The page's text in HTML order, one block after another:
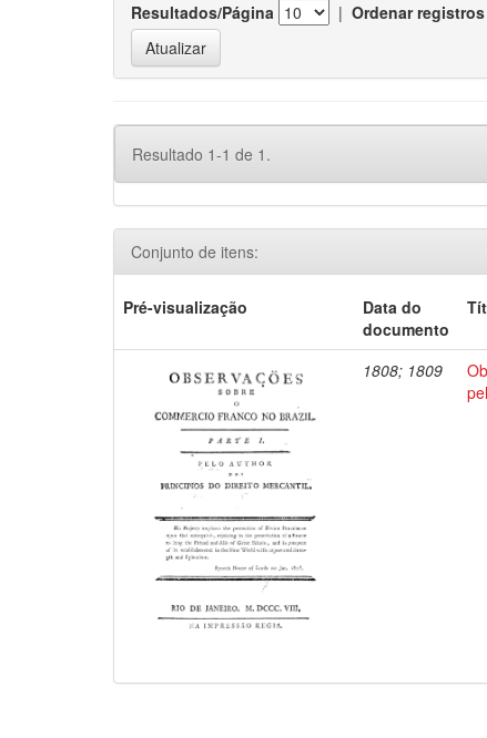
Resultados/Página | Ordenar
Resultado 1-1 de 1.
Conjunto de itens:
Pré-visualização
Data do
documento
1808; 1809